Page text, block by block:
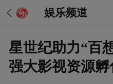
娱乐频道
星世纪助力“百
强大影视资源孵